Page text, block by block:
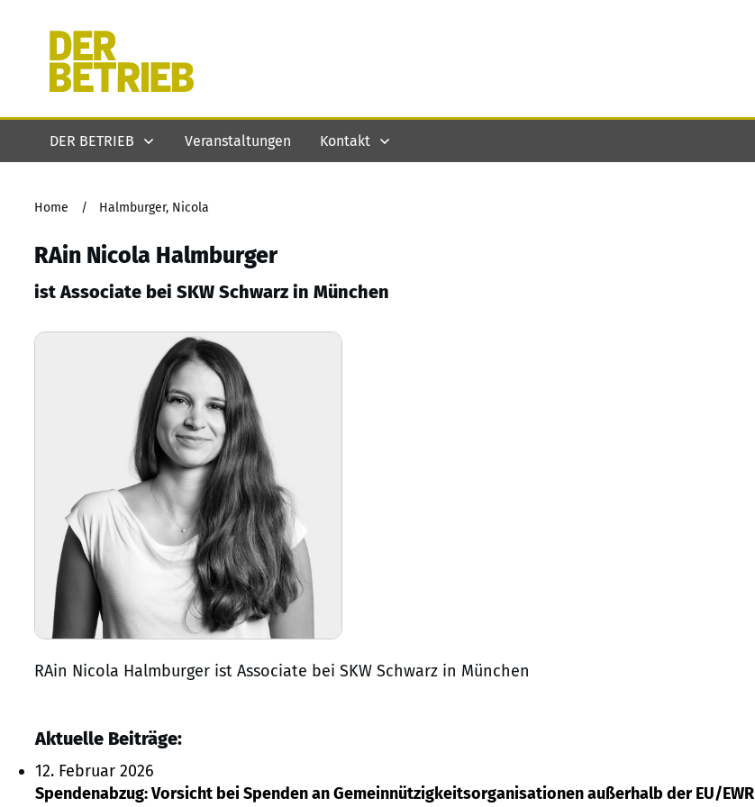
DER BETRIEB Veranstaltungen Kontakt
Home / Halmburger, Nicola
RAin Nicola Halmburger
ist Associate bei SKW Schwarz in München
RAin Nicola Halmburger ist Associate bei SKW Schwarz in München
Aktuelle Beiträge:
12. Februar 2026
Spendenabzug: Vorsicht bei Spenden an Gemeinnützigkeitsorganisationen außerhalb der EU/EWR